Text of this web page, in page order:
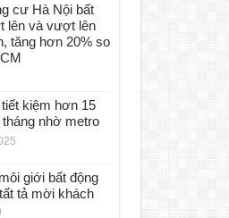
cư Hà Nội bất
lên và vượt lên
tăng hơn 20% so
kiệm hơn 15
nhờ metro
giới bất động
tả mời khách